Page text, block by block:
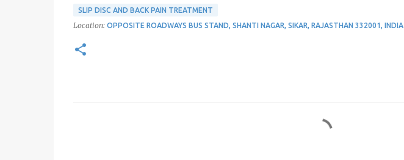
SLIP DISC AND BACK PAIN TREATMENT
Location: OPPOSITE ROADWAYS BUS STAND, SHANTI NAGAR, SIKAR, RAJASTHAN 332001, INDIA